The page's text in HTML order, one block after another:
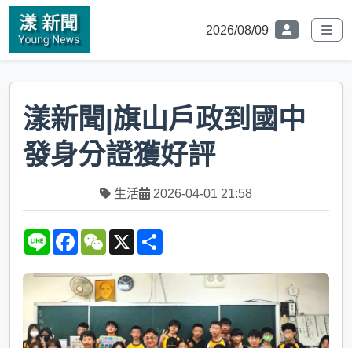
2026/08/09
漾新聞|旗山戶政到國中
發身分證獲好評
生活 2026-04-01 21:58
L
e
F
e
b
o
o
k
W
h
a
t
X
r
e